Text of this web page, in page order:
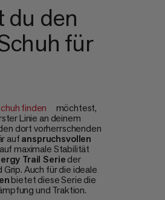
du den
für
finden
möchtest,
Linie an deinem
dort vorherrschenden
aufanspruchsvollen
maximale Stabilität
Trail Serieder
Auch für die ideale
bietet diese Serie die
und Traktion.